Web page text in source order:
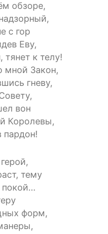
обзоре,
с гор
Еву,
к телу!
мной Закон,
гневу,
вон
Королевы,
пардон!
тему
покой…
форм,